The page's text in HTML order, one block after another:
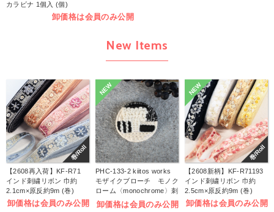
カラビナ 1個入 (個)
卸価格は会員のみ公開
New Items
巻/Roll
【2608再入荷】KF-R71
インド刺繍リボン 巾約
2.1cm×原反約9m (巻)
卸価格は会員のみ公開
NEW
PHC-133-2 kiitos works
モザイクブローチ モノク
ローム〈monochrome〉刺
しゅうキット (袋)
卸価格は会員のみ公開
巻/Roll
NEW
【2608新柄】KF-R71193
インド刺繍リボン 巾約
2.5cm×原反約9m (巻)
卸価格は会員のみ公開